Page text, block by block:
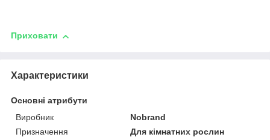
Приховати
Характеристики
Основні атрибути
Виробник
Nobrand
Призначення
Для кімнатних рослин